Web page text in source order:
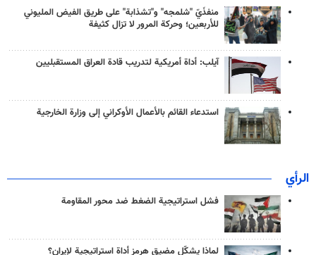
منفذَيّ "شلمجه" و"تشذابة" على طريق الفيض المليوني
للأربعين؛ وحركة المرور لا تزال كثيفة
آيلب: أداة أمريكية لتدريب قادة العراق المستقبليين
استدعاء القائم بالأعمال الأوكراني إلى وزارة الخارجية
الرأي
فشل استراتيجية الضغط ضد محور المقاومة
لماذا يشكّل مضيق هرمز أداة استراتيجية لإيران؟